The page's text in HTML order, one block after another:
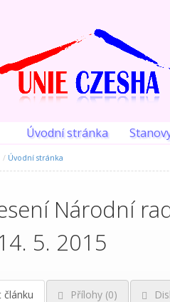
Úvodní stránka
Úvodní stránka
Národní
5. 2015
článku Přílohy (0)